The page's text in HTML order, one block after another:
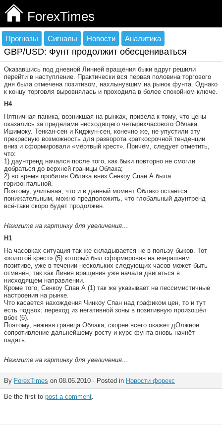
ForexTimes
Прогнозы Сигналы Новости Аналитика
GBP/USD: Фунт продолжит обесцениваться
Оказавшись под дневной Линией вращения быки вдруг решили
перейти в наступление. Практически вся первая половина торгового
дня была отмечена позитивом, нахлынувшим на рынок фунта. Однако
к концу торговля выровнялась и проходила в более спокойном ключе.
H4
Пятничная паника, возникшая на рынках, привела к тому, что цены
оказались за пределами нисходящего четырёхчасового Облака
Ишимоку. Тенкан-сен и Киджун-сен, конечно же, не упустили эту
прекрасную возможность для разворота краткосрочной тенденции
вниз и сформировали «мёртвый крест». Причём, следует отметить,
что:
1) даунтренд начался после того, как быки повторно не смогли
добраться до верхней границы Облака;
2) во время пробития Облака вниз Сенкоу Спан А была
горизонтальной.
Поэтому, учитывая, что и в данный момент Облако остаётся
понижательным, можно предположить, что глобальный даунтренд
всё-таки скоро будет продолжен.
Нажмите на картинку для увеличения…
H1
На часовках ситуация так же складывается не в пользу быков. Тот
«золотой крест» (5) который был сформирован на вчерашнем
позитиве, уже в течении нескольких следующих часов может быть
отменён, так как Линия вращения уже начала двигаться в
нисходящем направлении.
Кроме того, Сенкоу Спан А (1) так же указывает на пессимистичные
настроения на рынке.
Что касается нахождения Чинкоу Спан над графиком цен, то и тут
есть подвох: переход из негативной зоны в позитивную произошёл
вбок (6).
Поэтому, нижняя граница Облака, скорее всего окажет дОлжное
сопротивление дальнейшему росту и курс фунта вновь начнёт
падать.
Нажмите на картинку для увеличения…
By ForexTimes on 08.06.2010 · Posted in Новости форекс
Be the first to post a comment.